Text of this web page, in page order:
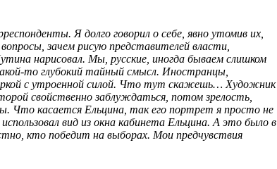
Я долго говорил о себе, явно утомив их,
зачем рисую представителей власти,
нарисовал. Мы, русские, иногда бываем слишком
то глубокий тайный смысл. Иностранцы,
с утроенной силой. Что тут скажешь… Художник
свойственно заблуждаться, потом зрелость,
Что касается Ельцина, так его портрет я просто не
вид из окна кабинета Ельцина. А это было в
кто победит на выборах. Мои предчувствия